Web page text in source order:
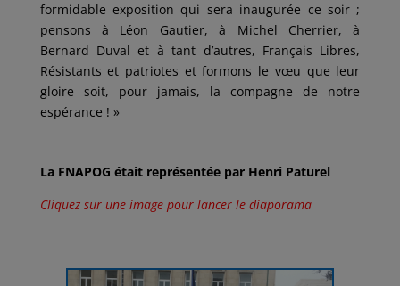
formidable exposition qui sera inaugurée ce soir ;
pensons à Léon Gautier, à Michel Cherrier, à
Bernard Duval et à tant d’autres, Français Libres,
Résistants et patriotes et formons le vœu que leur
gloire soit, pour jamais, la compagne de notre
espérance ! »
La FNAPOG était représentée par Henri Paturel
Cliquez sur une image pour lancer le diaporama